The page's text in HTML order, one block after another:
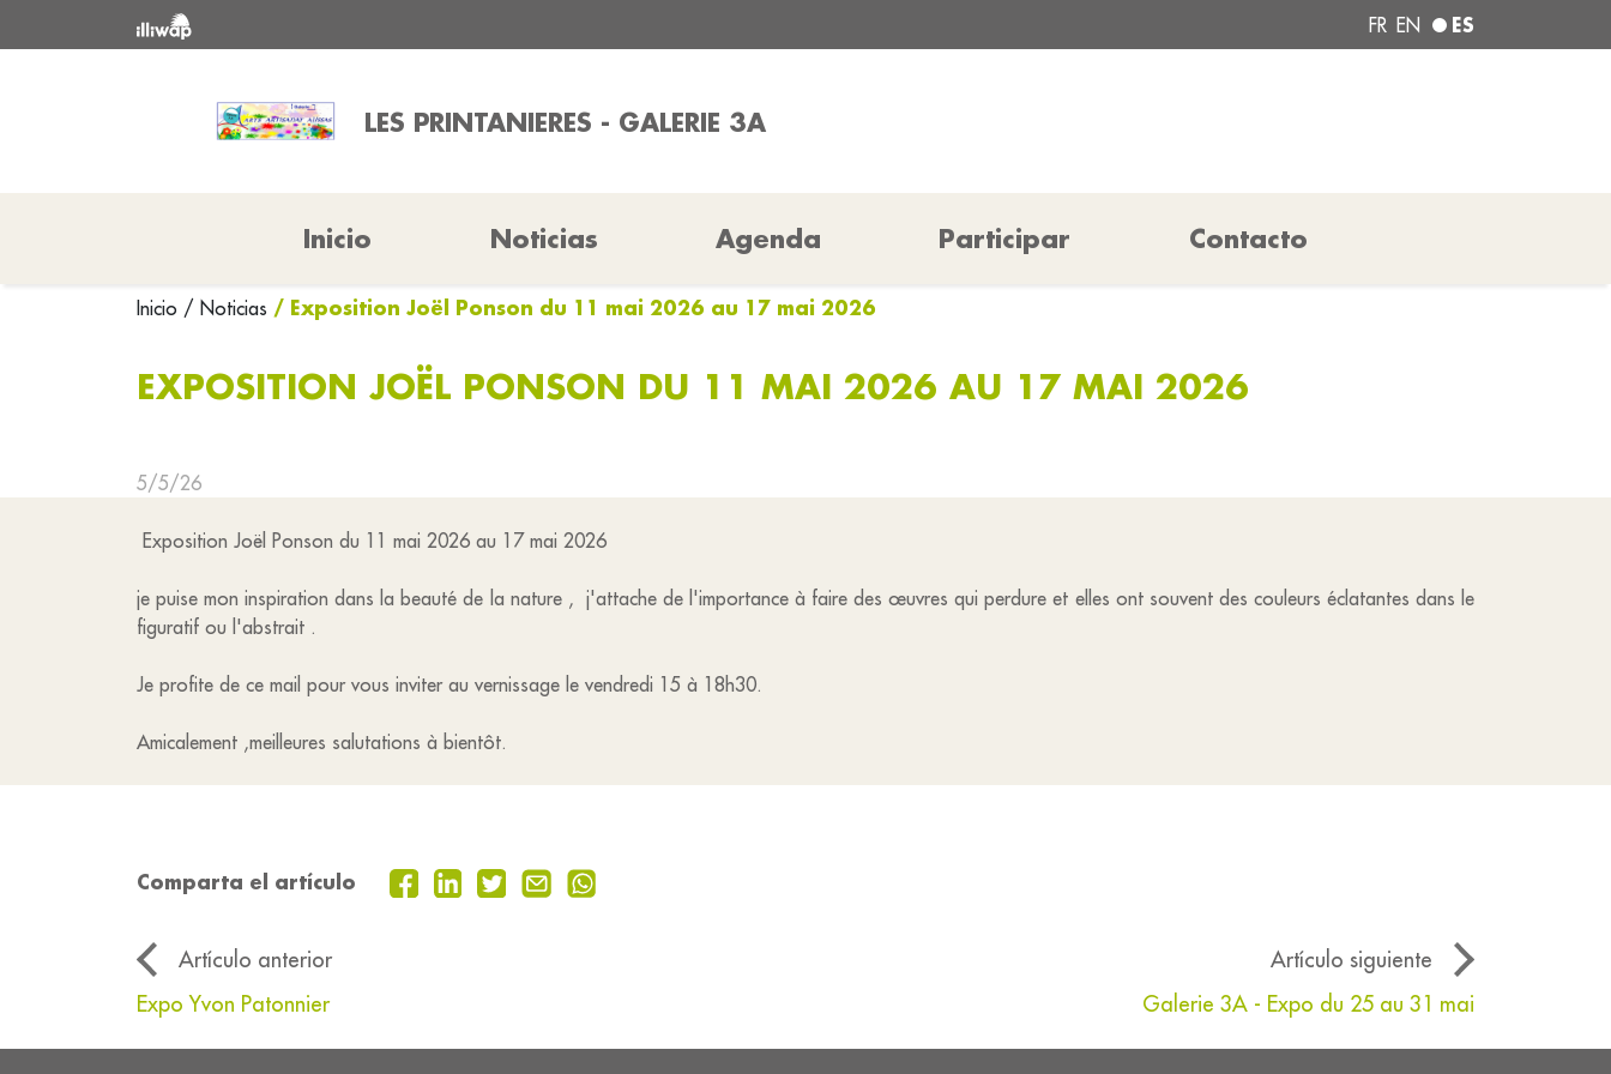
FR EN ES
LES PRINTANIERES - GALERIE 3A
Inicio Noticias Agenda Participar Contacto
Inicio / Noticias / Exposition Joël Ponson du 11 mai 2026 au 17 mai 2026
EXPOSITION JOËL PONSON DU 11 MAI 2026 AU 17 MAI 2026
5/5/26
Exposition Joël Ponson du 11 mai 2026 au 17 mai 2026
je puise mon inspiration dans la beauté de la nature , j'attache de l'importance à faire des œuvres qui perdure et elles ont souvent des couleurs éclatantes dans le
figuratif ou l'abstrait .
Je profite de ce mail pour vous inviter au vernissage le vendredi 15 à 18h30.
Amicalement ,meilleures salutations à bientôt.
Comparta el artículo
Artículo anterior
Artículo siguiente
Expo Yvon Patonnier
Galerie 3A - Expo du 25 au 31 mai